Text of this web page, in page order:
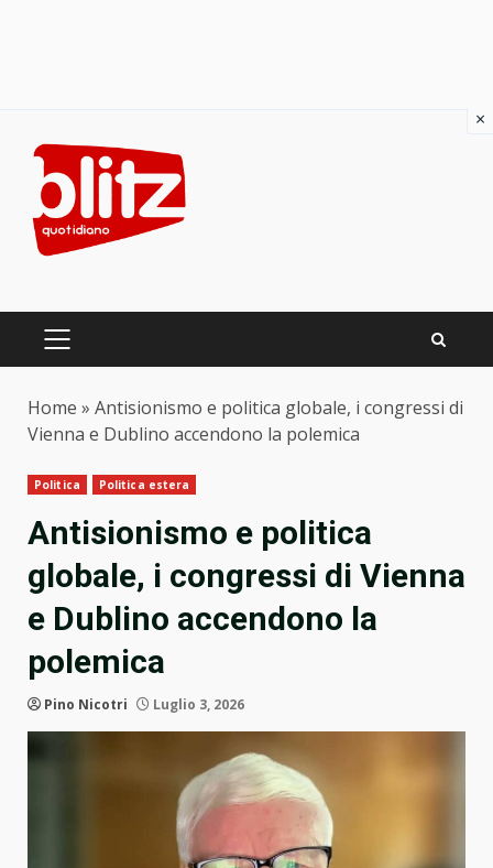
content
PRIMARY
Home » Antisionismo e politica globale, i congressi di
Vienna e Dublino accendono la polemica
Politica Politica estera
Antisionismo e politica
globale, i congressi di Vienna
e Dublino accendono la
polemica
Pino Nicotri Luglio 3, 2026
×